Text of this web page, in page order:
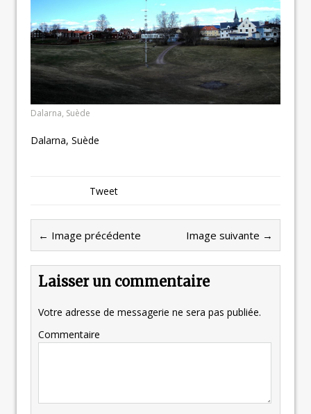
Dalarna, Suède
Dalarna, Suède
Tweet
← Image précédente Image suivante →
Laisser un commentaire
Votre adresse de messagerie ne sera pas publiée.
Commentaire